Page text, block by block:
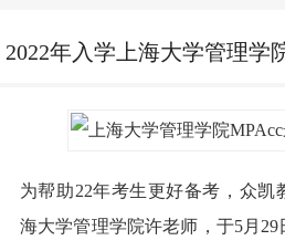
2022年入学上海大学管理学
为帮助22年考生更好备考，众凯
海大学管理学院许老师，于5月